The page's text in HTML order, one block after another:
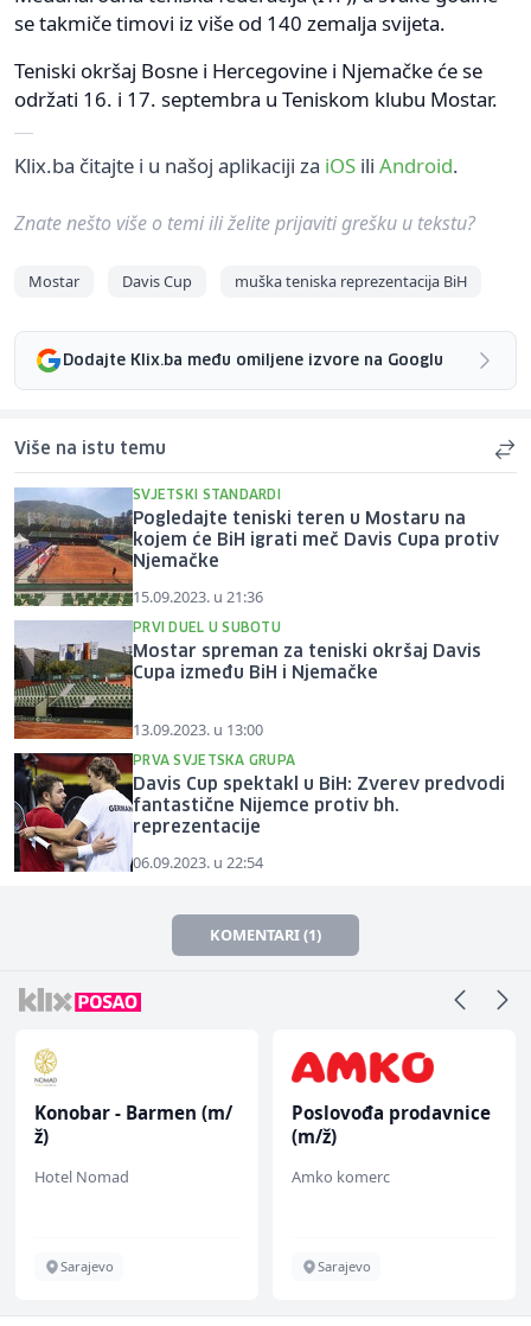
se takmiče timovi iz više od 140 zemalja svijeta.
Teniski okršaj Bosne i Hercegovine i Njemačke će se
održati 16. i 17. septembra u Teniskom klubu Mostar.
Klix.ba čitajte i u našoj aplikaciji za iOS ili Android.
Znate nešto više o temi ili želite prijaviti grešku u tekstu?
Mostar Davis Cup muška teniska reprezentacija BiH
Dodajte Klix.ba među omiljene izvore na Googlu
Više na istu temu
SVJETSKI STANDARDI
Pogledajte teniski teren u Mostaru na
kojem će BiH igrati meč Davis Cupa protiv
Njemačke
15.09.2023. u 21:36
PRVI DUEL U SUBOTU
Mostar spreman za teniski okršaj Davis
Cupa između BiH i Njemačke
13.09.2023. u 13:00
PRVA SVJETSKA GRUPA
Davis Cup spektakl u BiH: Zverev predvodi
fantastične Nijemce protiv bh.
reprezentacije
06.09.2023. u 22:54
KOMENTARI (1)
Konobar - Barmen (m/
ž)
Hotel Nomad
Sarajevo
Poslovođa prodavnice
(m/ž)
Amko komerc
Sarajevo